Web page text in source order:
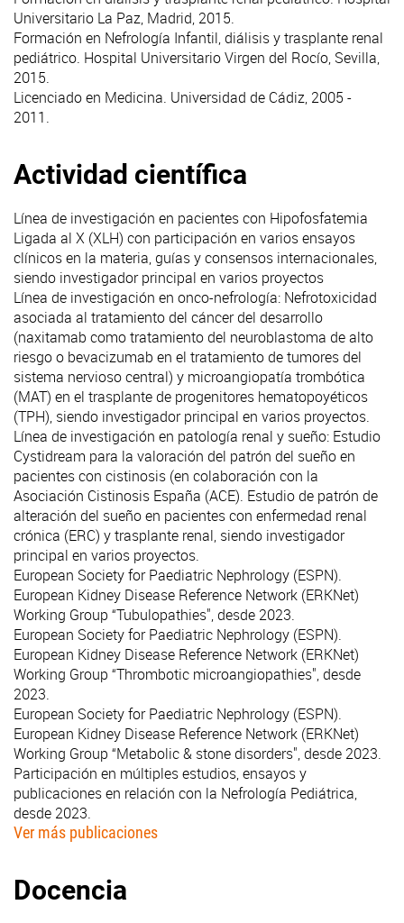
Universitario La Paz, Madrid, 2015.
Formación en Nefrología Infantil, diálisis y trasplante renal
pediátrico. Hospital Universitario Virgen del Rocío, Sevilla,
2015.
Licenciado en Medicina. Universidad de Cádiz, 2005 -
2011.
Actividad científica
Línea de investigación en pacientes con Hipofosfatemia
Ligada al X (XLH) con participación en varios ensayos
clínicos en la materia, guías y consensos internacionales,
siendo investigador principal en varios proyectos
Línea de investigación en onco-nefrología: Nefrotoxicidad
asociada al tratamiento del cáncer del desarrollo
(naxitamab como tratamiento del neuroblastoma de alto
riesgo o bevacizumab en el tratamiento de tumores del
sistema nervioso central) y microangiopatía trombótica
(MAT) en el trasplante de progenitores hematopoyéticos
(TPH), siendo investigador principal en varios proyectos.
Línea de investigación en patología renal y sueño: Estudio
Cystidream para la valoración del patrón del sueño en
pacientes con cistinosis (en colaboración con la
Asociación Cistinosis España (ACE). Estudio de patrón de
alteración del sueño en pacientes con enfermedad renal
crónica (ERC) y trasplante renal, siendo investigador
principal en varios proyectos.
European Society for Paediatric Nephrology (ESPN).
European Kidney Disease Reference Network (ERKNet)
Working Group “Tubulopathies", desde 2023.
European Society for Paediatric Nephrology (ESPN).
European Kidney Disease Reference Network (ERKNet)
Working Group “Thrombotic microangiopathies", desde
2023.
European Society for Paediatric Nephrology (ESPN).
European Kidney Disease Reference Network (ERKNet)
Working Group “Metabolic & stone disorders", desde 2023.
Participación en múltiples estudios, ensayos y
publicaciones en relación con la Nefrología Pediátrica,
desde 2023.
Ver más publicaciones
Docencia